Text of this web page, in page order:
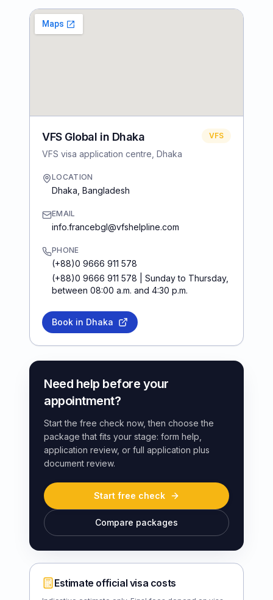
VFS Global in Dhaka
VFS visa application centre, Dhaka
VFS
LOCATION
Dhaka Bangladesh
EMAIL
info.francebgl@vfshelpline.com
PHONE
(+88)0 9666 911 578
(+88)0 9666 911 578 | Sunday to Thursday,
between 08:00 a.m. and 4:30 p.m.
Book in Dhaka
Need help before your
appointment?
Start the free check now, then choose the
package that fits your stage: form help,
application review, or full application plus
document review.
Start free check
Compare packages
Estimate official visa costs